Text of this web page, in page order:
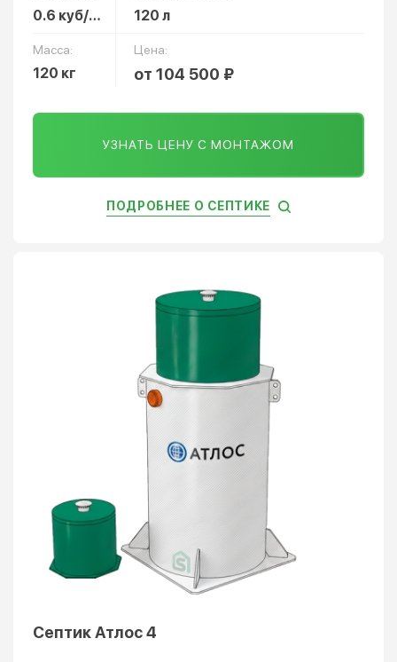
0.6 куб/сут 120 л
Масса:
120 кг
Цена:
от 104 500 ₽
УЗНАТЬ ЦЕНУ С МОНТАЖОМ
ПОДРОБНЕЕ О СЕПТИКЕ
Септик Атлос 4